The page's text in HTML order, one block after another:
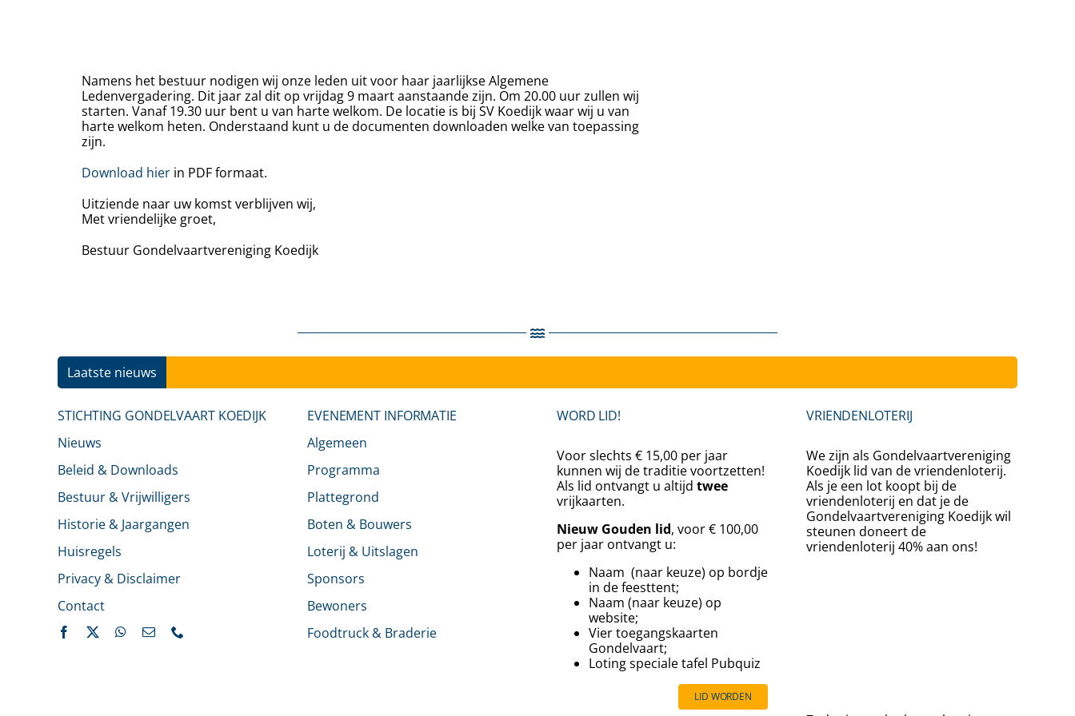
Namens het bestuur nodigen wij onze leden uit voor haar jaarlijkse Algemene
Ledenvergadering. Dit jaar zal dit op vrijdag 9 maart aanstaande zijn. Om 20.00 uur zullen wij
starten. Vanaf 19.30 uur bent u van harte welkom. De locatie is bij SV Koedijk waar wij u van
harte welkom heten. Onderstaand kunt u de documenten downloaden welke van toepassing
zijn.
Download hierin PDF formaat.
Uitziende naar uw komst verblijven wij,
Met vriendelijke groet,
Bestuur Gondelvaartvereniging Koedijk
Laatste nieuws
STICHTING GONDELVAART KOEDIJK
Nieuws
Beleid & Downloads
Bestuur & Vrijwilligers
Historie & Jaargangen
Huisregels
Privacy & Disclaimer
Contact
EVENEMENT INFORMATIE
Algemeen
Programma
Plattegrond
Boten & Bouwers
Loterij & Uitslagen
Sponsors
Bewoners
Foodtruck & Braderie
WORD LID!
Voor slechts € 15,00 per jaar
kunnen wij de traditie voortzetten!
Als lid ontvangt u altijd twee
vrijkaarten.
Nieuw Gouden lid, voor € 100,00
per jaar ontvangt u:
Naam (naar keuze) op bordje
in de feesttent;
Naam (naar keuze) op
website;
Vier toegangskaarten
Gondelvaart;
⁠⁠Loting speciale tafel Pubquiz
LID WORDEN
VRIENDENLOTERIJ
We zijn als Gondelvaartvereniging
Koedijk lid van de vriendenloterij.
Als je een lot koopt bij de
vriendenloterij en dat je de
Gondelvaartvereniging Koedijk wil
steunen doneert de
vriendenloterij 40% aan ons!